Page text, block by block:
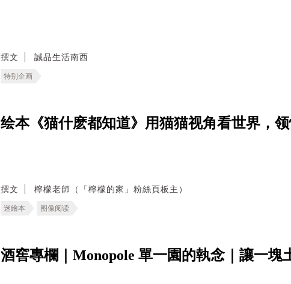
撰文 誠品生活南西
特别企画
绘本《猫什麽都知道》用猫猫视角看世界，
撰文 檸檬老師（「檸檬的家」粉絲頁板主）
迷繪本 图像阅读
酒窖專欄｜Monopole 單一園的執念｜讓一塊